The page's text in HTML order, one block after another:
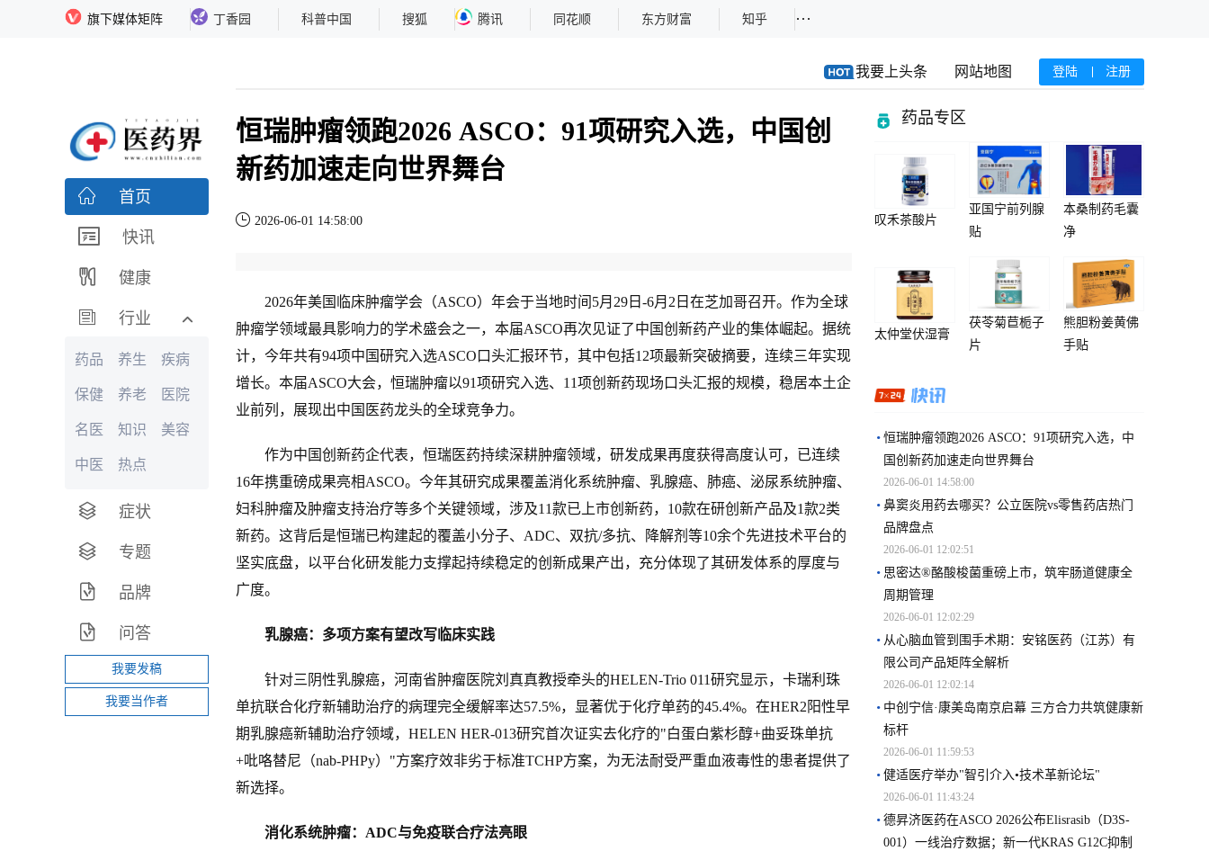
旗下媒体矩阵 丁香园 科普中国 搜狐 腾讯 同花顺 东方财富 知乎 ···
恒瑞肿瘤领跑2026 ASCO：91项研究入选，中国创
新药加速走向世界舞台
2026-06-01 14:58:00
2026年美国临床肿瘤学会（ASCO）年会于当地时间5月29日-6月2日在芝加哥召开。作为全球
肿瘤学领域最具影响力的学术盛会之一，本届ASCO再次见证了中国创新药产业的集体崛起。据统
计，今年共有94项中国研究入选ASCO口头汇报环节，其中包括12项最新突破摘要，连续三年实现
增长。本届ASCO大会，恒瑞肿瘤以91项研究入选、11项创新药现场口头汇报的规模，稳居本土企
业前列，展现出中国医药龙头的全球竞争力。
作为中国创新药企代表，恒瑞医药持续深耕肿瘤领域，研发成果再度获得高度认可，已连续
16年携重磅成果亮相ASCO。今年其研究成果覆盖消化系统肿瘤、乳腺癌、肺癌、泌尿系统肿瘤、
妇科肿瘤及肿瘤支持治疗等多个关键领域，涉及11款已上市创新药，10款在研创新产品及1款2类
新药。这背后是恒瑞已构建起的覆盖小分子、ADC、双抗/多抗、降解剂等10余个先进技术平台的
坚实底盘，以平台化研发能力支撑起持续稳定的创新成果产出，充分体现了其研发体系的厚度与
广度。
乳腺癌：多项方案有望改写临床实践
针对三阴性乳腺癌，河南省肿瘤医院刘真真教授牵头的HELEN‑Trio 011研究显示，卡瑞利珠
单抗联合化疗新辅助治疗的病理完全缓解率达57.5%，显著优于化疗单药的45.4%。在HER2阳性早
期乳腺癌新辅助治疗领域，HELEN HER‑013研究首次证实去化疗的"白蛋白紫杉醇+曲妥珠单抗
+吡咯替尼（nab‑PHPy）"方案疗效非劣于标准TCHP方案，为无法耐受严重血液毒性的患者提供了
新选择。
消化系统肿瘤： ADC与免疫联合疗法亮眼
药品专区
叹禾茶酸片
亚国宁前列腺
贴
本桑制药毛囊
净
太仲堂伏湿膏
茯苓菊苣栀子
片
熊胆粉姜黄佛
手贴
恒瑞肿瘤领跑2026 ASCO：91项研究入选，中
国创新药加速走向世界舞台
2026-06-01 14:58:00
鼻窦炎用药去哪买？公立医院vs零售药店热门
品牌盘点
2026-06-01 12:02:51
思密达®酪酸梭菌重磅上市，筑牢肠道健康全
周期管理
2026-06-01 12:02:29
从心脑血管到围手术期：安铭医药（江苏）有
限公司产品矩阵全解析
2026-06-01 12:02:14
中创宁信·康美岛南京启幕 三方合力共筑健康新
标杆
2026-06-01 11:59:53
健适医疗举办"智引介入•技术革新论坛"
2026-06-01 11:43:24
德昇济医药在ASCO 2026公布Elisrasib（D3S-
001）一线治疗数据；新一代KRAS G12C抑制
我要上头条 网站地图 登陆 注册
首页
快讯
健康
行业
药品 养生 疾病
保健 养老 医院
名医 知识 美容
中医 热点
症状
专题
品牌
问答
我要发稿
我要当作者